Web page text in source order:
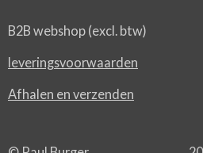
B2B webshop (excl. btw)
leveringsvoorwaarden
Afhalen en verzenden